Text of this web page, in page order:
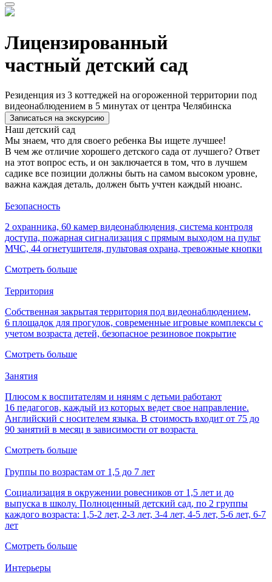
Лицензированный
частный детский сад
Резиденция из 3 коттеджей на огороженной территории под
видеонаблюдением в 5 минутах от центра Челябинска
Записаться на экскурсию
Наш детский сад
Мы знаем, что для своего ребенка Вы ищете лучшее!
В чем же отличие хорошего детского сада от лучшего? Ответ
на этот вопрос есть, и он заключается в том, что в лучшем
садике все позиции должны быть на самом высоком уровне,
важна каждая деталь, должен быть учтен каждый нюанс.
Безопасность
2 охранника, 60 камер видеонаблюдения, система контроля
доступа, пожарная сигнализация с прямым выходом на пульт
МЧС, 44 огнетушителя, пультовая охрана, тревожные кнопки
Смотреть больше
Территория
Собственная закрытая территория под видеонаблюдением,
6 площадок для прогулок, современные игровые комплексы с
учетом возраста детей, безопасное резиновое покрытие
Смотреть больше
Занятия
Плюсом к воспитателям и няням с детьми работают
16 педагогов, каждый из которых ведет свое направление.
Английский с носителем языка. В стоимость входит от 75 до
90 занятий в месяц в зависимости от возраста
Смотреть больше
Группы по возрастам от 1,5 до 7 лет
Социализация в окружении ровесников от 1,5 лет и до
выпуска в школу. Полноценный детский сад, по 2 группы
каждого возраста: 1,5­-2 лет, 2­-3 лет, 3­-4 лет, 4­-5 лет, 5­-6 лет, 6­-7
лет
Смотреть больше
Интерьеры